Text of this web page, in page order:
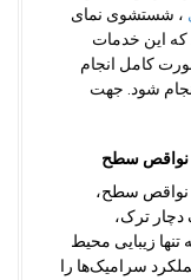
، شستشوی نمای
که این خدمات
کامل انجام
شود. جهت
نواقص سطح
نواقص سطح،
ترک،
زیبایی محیط
سرامیک‌ها را